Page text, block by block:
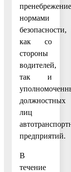
пренебрежение
нормами
безопасности,
как со
стороны
водителей,
так и
должностных
лиц
предприятий.
В
течение